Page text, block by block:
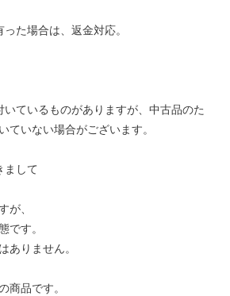
た場合は、返金対応。
ているものがありますが、中古品のた
ていない場合がございます。
まして
、
す。
りません。
品です。